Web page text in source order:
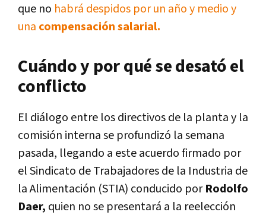
que no habrá despidos por un año y medio y
una compensación salarial.
Cuándo y por qué se desató el
conflicto
El diálogo entre los directivos de la planta y la
comisión interna se profundizó la semana
pasada, llegando a este acuerdo firmado por
el Sindicato de Trabajadores de la Industria de
la Alimentación (STIA) conducido porRodolfo
Daer, quien no se presentará a la reelección